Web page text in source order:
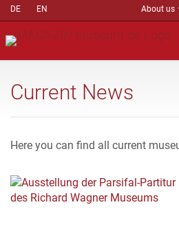
DE EN About us
Current News
Here you can find all current